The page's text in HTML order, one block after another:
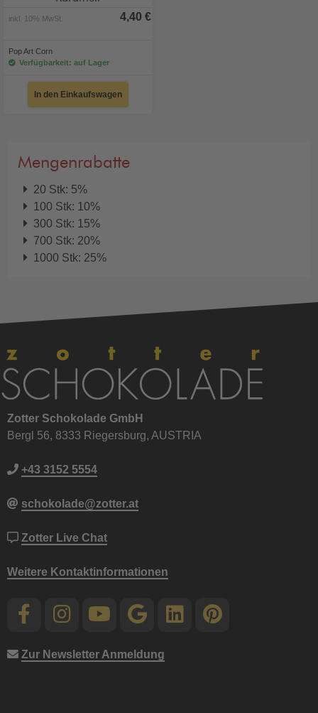
inkl. 10% MwSt. 4,40 €
Pop Art Corn
Verfügbarkeit: auf Lager
In den Einkaufswagen
Mengenrabatte
20 Stk: 5%
100 Stk: 10%
300 Stk: 15%
700 Stk: 20%
1000 Stk: 25%
Zotter Schokolade GmbH
Bergl 56, 8333 Riegersburg, AUSTRIA
+43 3152 5554
schokolade@zotter.at
Zotter Live Chat
Weitere Kontaktinformationen
Zur Newsletter Anmeldung